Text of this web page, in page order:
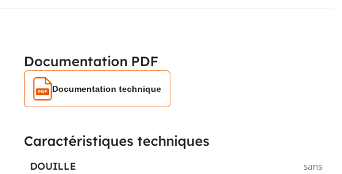
Documentation PDF
Documentation technique
Caractéristiques techniques
DOUILLE sans